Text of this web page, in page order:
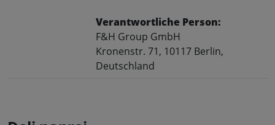
Verantwortliche Person:
F&H Group GmbH
Kronenstr. 71, 10117 Berlin,
Deutschland